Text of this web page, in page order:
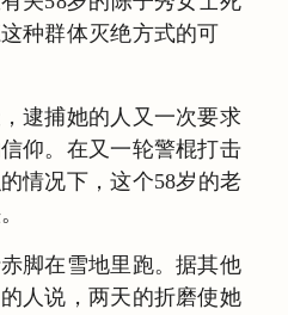
种群体灭绝方式的可
逮捕她的人又一次要求
仰。在又一轮警棍打击
情况下，这个58岁的老
脚在雪地里跑。据其他
人说，两天的折磨使她